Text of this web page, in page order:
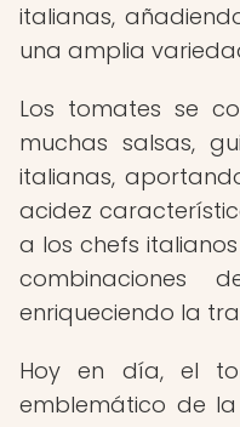
italianas,
una amplia
Los tomates se
muchas salsas,
italianas,
acidez
a los chefs
combinaciones
enriqueciendo la
Hoy en día, el
emblemático de